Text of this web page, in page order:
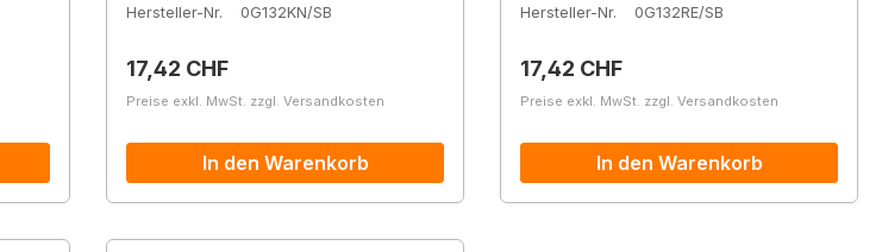
Hersteller-Nr.
0G132KN/SB
Regulärer Preis:
17,42 CHF
Preise exkl. MwSt. zzgl. Versandkosten
In den Warenkorb
Hersteller-Nr.
0G132RE/SB
Regulärer Preis:
17,42 CHF
Preise exkl. MwSt. zzgl. Versandkosten
In den Warenkorb